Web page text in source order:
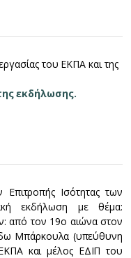
του ΕΚΠΑ και της
εκδήλωσης.
Ισότητας των
εκδήλωση με θέμα:
από τον 19ο αιώνα στον
Μπάρκουλα (υπεύθυνη
και μέλος ΕΔΙΠ του